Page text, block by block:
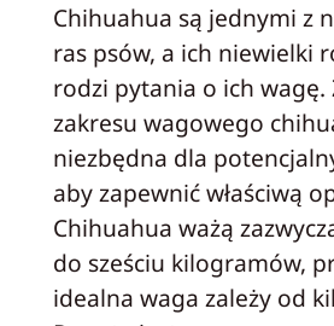
Chihuahua są jednymi z
ras psów, a ich niewielki
rodzi pytania o ich wagę.
zakresu wagowego
niezbędna dla
aby zapewnić właściwą
Chihuahua ważą
do sześciu kilogramów,
idealna waga zależy od